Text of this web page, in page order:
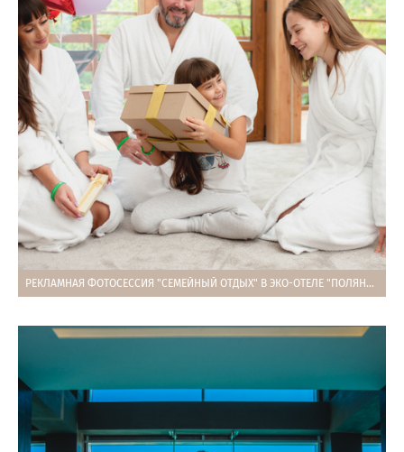
РЕКЛАМНАЯ ФОТОСЕССИЯ "СЕМЕЙНЫЙ ОТДЫХ" В ЭКО-ОТЕЛЕ "ПОЛЯНА СКАЗОК" В ЯЛТЕ